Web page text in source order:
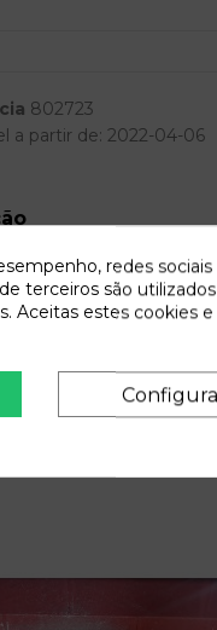
802723
a partir de: 2022-04-06
de anillo airbag para
referencia OEM IAM
redes sociais
terceiros são
Aceitas estes cookies e